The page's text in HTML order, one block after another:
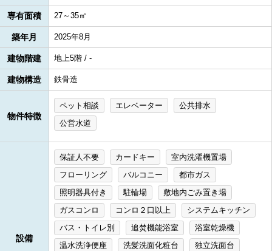
専有面積 27～35㎡
築年月 2025年8月
建物階建 地上5階 / -
建物構造 鉄骨造
物件特徴
ペット相談 エレベーター
公共排水
公営水道
設備
保証人不要 カードキー
室内洗濯機置場
フローリング
バルコニー
都市ガス
照明器具付き
駐輪場
敷地内ごみ置き場
ガスコンロ
コンロ２口以上
システムキッチン
バス・トイレ別
追焚機能浴室
浴室乾燥機
温水洗浄便座
洗髪洗面化粧台
独立洗面台